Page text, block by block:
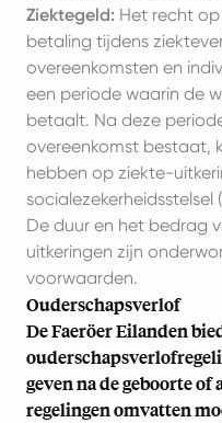
Ziektegeld: Het recht
betaling tijdens
overeenkomsten en
een periode waarin de
betaalt. Na deze
overeenkomst bestaat,
hebben op ziekte-
socialezekerheidsstelsel
De duur en het bedrag
uitkeringen zijn
voorwaarden.
Ouderschapsverlof
De Faeröer Eilanden
geven na de geboorte
regelingen omvatten